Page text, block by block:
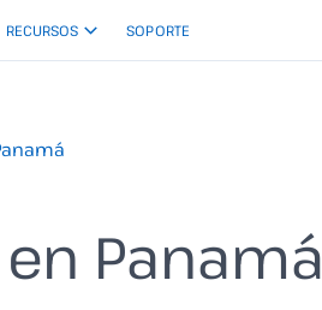
RECURSOS SOPORTE
Panamá